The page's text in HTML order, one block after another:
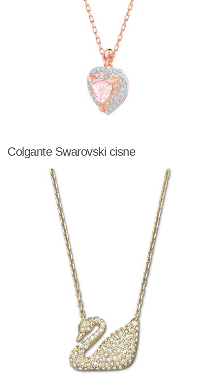
Colgante Swarovski cisne